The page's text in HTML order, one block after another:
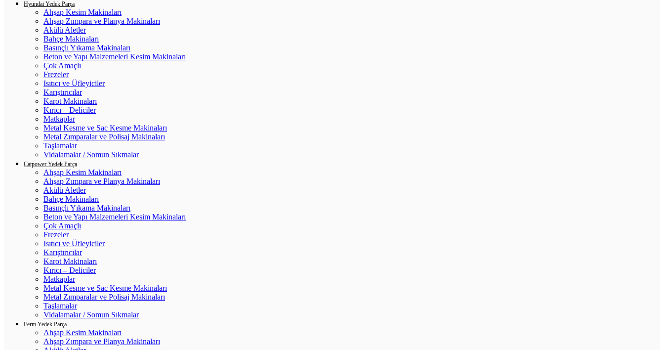
Hyundai Yedek Parça
Ahşap Kesim Makinaları
Ahşap Zımpara ve Planya Makinaları
Akülü Aletler
Bahçe Makinaları
Basınçlı Yıkama Makinaları
Beton ve Yapı Malzemeleri Kesim Makinaları
Çok Amaçlı
Frezeler
Isıtıcı ve Üfleyiciler
Karıştırıcılar
Karot Makinaları
Kırıcı – Deliciler
Matkaplar
Metal Kesme ve Sac Kesme Makinaları
Metal Zımparalar ve Polisaj Makinaları
Taşlamalar
Vidalamalar / Somun Sıkmalar
Catpower Yedek Parça
Ahşap Kesim Makinaları
Ahşap Zımpara ve Planya Makinaları
Akülü Aletler
Bahçe Makinaları
Basınçlı Yıkama Makinaları
Beton ve Yapı Malzemeleri Kesim Makinaları
Çok Amaçlı
Frezeler
Isıtıcı ve Üfleyiciler
Karıştırıcılar
Karot Makinaları
Kırıcı – Deliciler
Matkaplar
Metal Kesme ve Sac Kesme Makinaları
Metal Zımparalar ve Polisaj Makinaları
Taşlamalar
Vidalamalar / Somun Sıkmalar
Ferm Yedek Parça
Ahşap Kesim Makinaları
Ahşap Zımpara ve Planya Makinaları